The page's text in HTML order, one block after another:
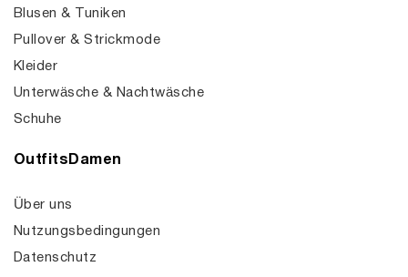
Blusen & Tuniken
Pullover & Strickmode
Kleider
Unterwäsche & Nachtwäsche
Schuhe
OutfitsDamen
Über uns
Nutzungsbedingungen
Datenschutz